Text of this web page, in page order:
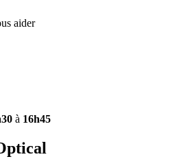
aider
à 16h45